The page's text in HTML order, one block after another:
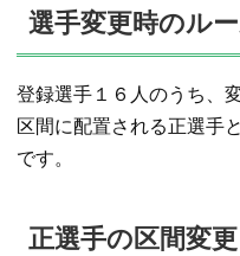
選手変更時のル
登録選手１６人のうち、
区間に配置される正選手
です。
正選手の区間変更